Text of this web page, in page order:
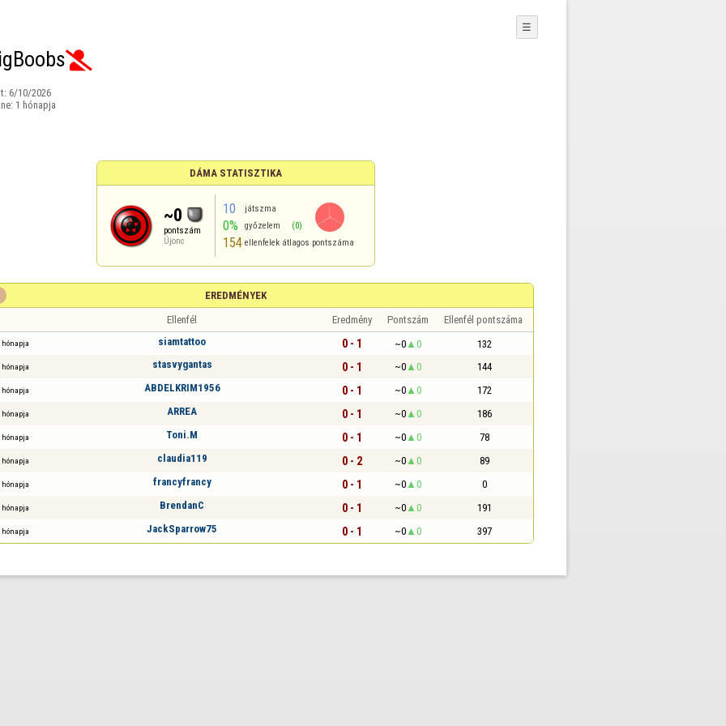

6/10/2026
1 hónapja
☰
DÁMA STATISZTIKA
~0
pontszám
Újonc
10 játszma
0% győzelem (0)
154 ellenfelek átlagos pontszáma
EREDMÉNYEK
Ellenfél Eredmény Pontszám Ellenfél pontszáma
hónapja siamtattoo 0 - 1 ~0 0 132
hónapja stasvygantas 0 - 1 ~0 0 144
hónapja ABDELKRIM1956 0 - 1 ~0 0 172
hónapja ARREA 0 - 1 ~0 0 186
hónapja Toni.M 0 - 1 ~0 0 78
hónapja claudia119 0 - 2 ~0 0 89
hónapja francyfrancy 0 - 1 ~0 0 0
hónapja BrendanC 0 - 1 ~0 0 191
hónapja JackSparrow75 0 - 1 ~0 0 397